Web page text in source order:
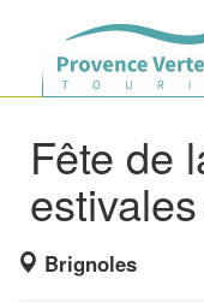
Fête de
Brignoles